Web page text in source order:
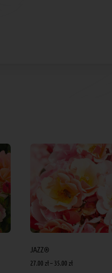
JAZZ®
27.00 zł– 35.00 zł